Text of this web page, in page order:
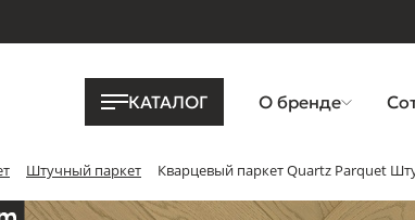
КАТАЛОГ О бренде
Штучный паркет Кварцевый паркет Quartz Parquet